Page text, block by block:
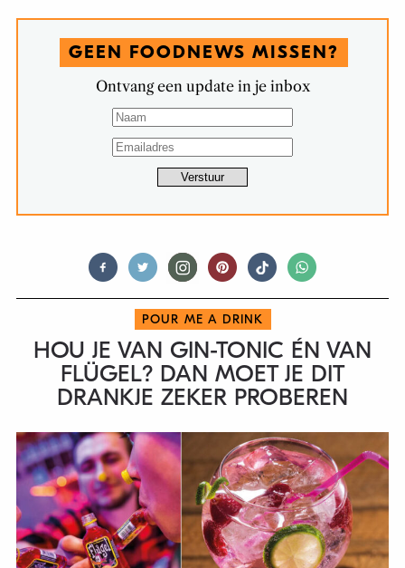
GEEN FOODNEWS MISSEN?
Ontvang een update in je inbox
POUR ME A DRINK
HOU JE VAN GIN-TONIC ÉN VAN
FLÜGEL? DAN MOET JE DIT
DRANKJE ZEKER PROBEREN